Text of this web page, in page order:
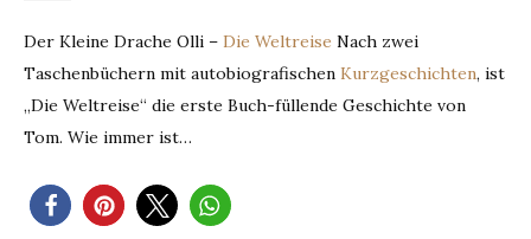
Der Kleine Drache Olli – Die Weltreise Nach zwei
Taschenbüchern mit autobiografischen Kurzgeschichten, ist
„Die Weltreise“ die erste Buch-füllende Geschichte von
Tom. Wie immer ist…